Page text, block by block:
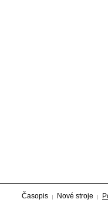
Časopis Nové stroje